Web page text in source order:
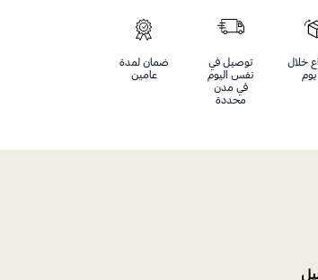
خلال
توصيل في
نفس اليوم
في مدن
محددة
ضمان لمدة
عامين